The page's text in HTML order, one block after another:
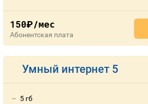
150руб./мес
Абонентская плата
Умный интернет 5
5 гб